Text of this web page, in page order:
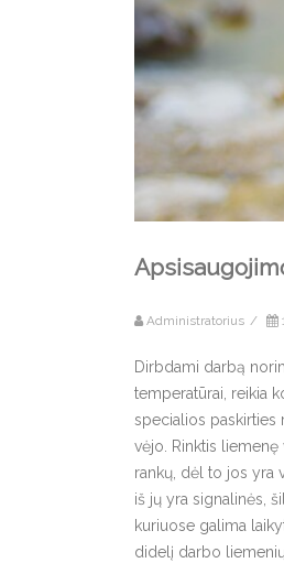
Administratorius /
Dirbdami darbą
temperatūrai, reikia
specialios paskirties
vėjo. Rinktis
rankų, dėl to jos yra
iš jų yra signalinės,
kuriuose galima
didelį darbo